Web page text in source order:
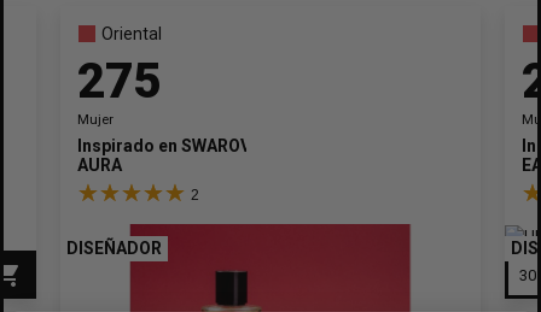
Crear lista de deseos ×
Oriental
275
Mujer
Inspirado en SWAROVSKI
AURA
2
DISEÑADOR